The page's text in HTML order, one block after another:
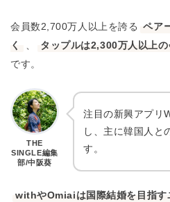
会員数2,700万人以上を誇る ペア
く
タップルは2,300万人以上
です。
THE
SINGLE編集
部/中阪葵
注目の新興アプリ
し、主に韓国人と
す。
withやOmiaiは国際結婚を目指す